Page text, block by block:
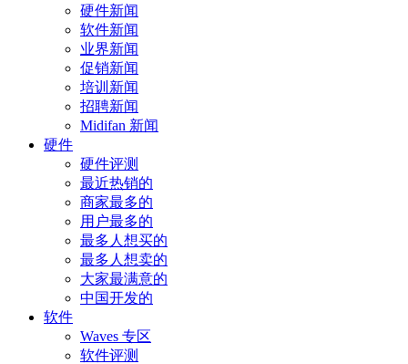
硬件新闻
软件新闻
业界新闻
促销新闻
培训新闻
招聘新闻
Midifan 新闻
硬件
硬件评测
最近热销的
商家最多的
用户最多的
最多人想买的
最多人想卖的
大家最满意的
中国开发的
软件
Waves 专区
软件评测